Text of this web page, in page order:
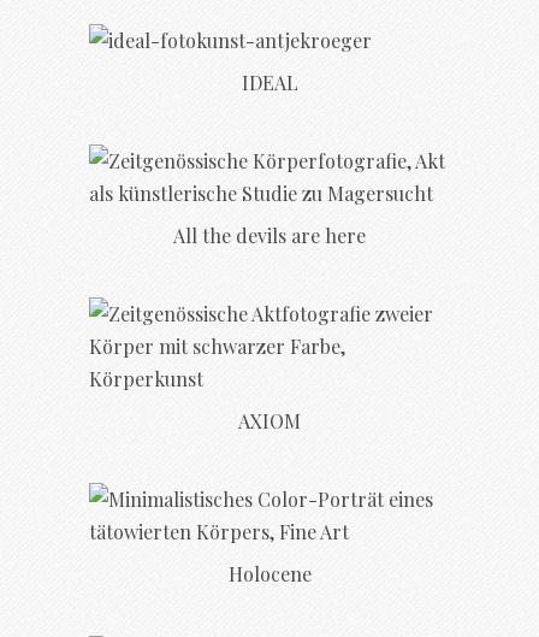
IDEAL
All the devils are here
AXIOM
Holocene